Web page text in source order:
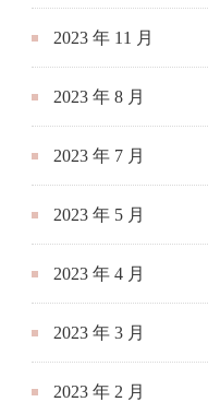
2023 年 11 月
2023 年 8 月
2023 年 7 月
2023 年 5 月
2023 年 4 月
2023 年 3 月
2023 年 2 月